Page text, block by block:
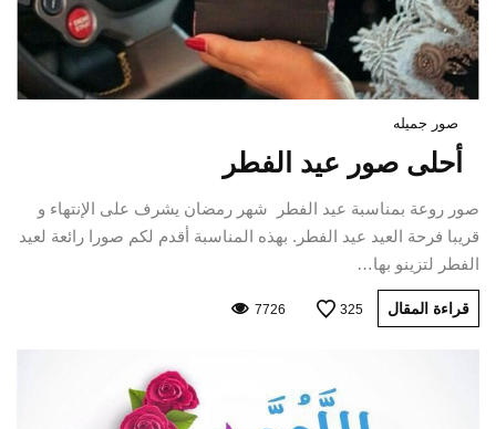
صور جميله
أحلى صور عيد الفطر
صور روعة بمناسبة عيد الفطر شهر رمضان يشرف على الإنتهاء و
قريبا فرحة العيد عيد الفطر. بهذه المناسبة أقدم لكم صورا رائعة لعيد
الفطر لتزينو بها…
قراءة المقال 325
7726